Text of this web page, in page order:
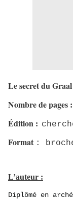
Le secret du
Nombre de pages :
Édition :
Format :
L’auteur :
Diplômé en